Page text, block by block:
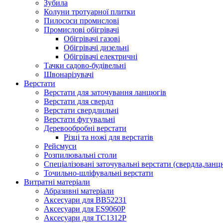
Зубила
Колуни тротуарної плитки
Пилососи промислові
Промислові обігрівачі
Обігрівачі газові
Обігрівачі дизельні
Обігрівачі електричні
Тачки садово-будівельні
Швонарізувачі
Верстати
Верстати для заточування ланцюгів
Верстати для свердл
Верстати свердлильні
Верстати фугувальні
Деревообробні верстати
Різці та ножі для верстатів
Рейсмуси
Розпилювальні столи
Спеціалізовані заточувальні верстати
Точильно-шліфувальні верстати
Витратні матеріали
Абразивні матеріали
Аксесуари для BB52231
Аксесуари для ES9060P
Аксесуари для TC1312P